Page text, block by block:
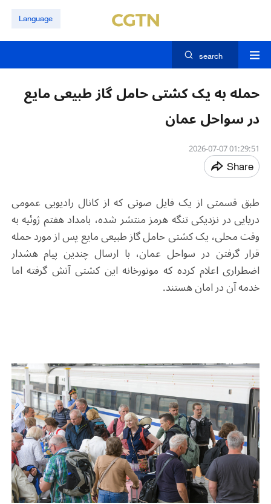
Language
search
حمله به یک کشتی حامل گاز طبیعی مایع
در سواحل عمان
01:29:51 2026-07-07
Share
طبق قسمتی از یک فایل صوتی که از کانال رادیویی عمومی
دریایی در نزدیکی تنگه هرمز منتشر شده، بامداد هفتم ژوئیه به
وقت محلی، یک کشتی حامل گاز طبیعی مایع پس از مورد حمله
قرار گرفتن در سواحل عمان، با ارسال چندین پیام هشدار
اضطراری اعلام کرده که موتورخانه این کشتی آتش گرفته اما
خدمه آن در امان هستند.